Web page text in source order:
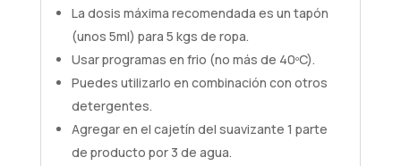
La dosis máxima recomendada es un tapón
(unos 5ml) para 5 kgs de ropa.
Usar programas en frio (no más de 40ºC).
Puedes utilizarlo en combinación con otros
detergentes.
Agregar en el cajetín del suavizante 1 parte
de producto por 3 de agua.